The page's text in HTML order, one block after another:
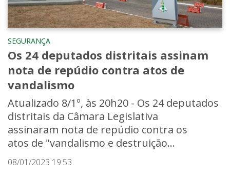
SEGURANÇA
Os 24 deputados distritais assinam
nota de repúdio contra atos de
vandalismo
Atualizado 8/1º, às 20h20 - Os 24 deputados
distritais da Câmara Legislativa
assinaram nota de repúdio contra os
atos de "vandalismo e destruição...
08/01/2023 19:53